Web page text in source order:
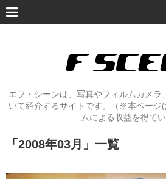
エフ・シーンは、写真やフィルムカメラ
いて紹介するサイトです。（※本ページ
ムによる収益を得てい
「 2008年03月 」 一覧